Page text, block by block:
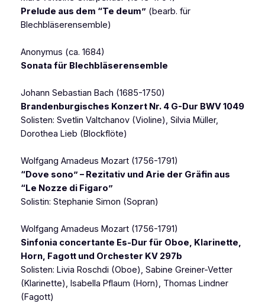
Prelude aus dem “Te deum” (bearb. für
Blechbläserensemble)
Anonymus (ca. 1684)
Sonata für Blechbläserensemble
Johann Sebastian Bach (1685-1750)
Brandenburgisches Konzert Nr. 4 G-Dur BWV 1049
Solisten: Svetlin Valtchanov(Violine), Silvia Müller,
Dorothea Lieb (Blockflöte)
Wolfgang Amadeus Mozart (1756-1791)
“Dove sono” – Rezitativ und Arie der Gräfin aus
“Le Nozze di Figaro”
Solistin: Stephanie Simon (Sopran)
Wolfgang Amadeus Mozart (1756-1791)
Sinfonia concertante Es-Dur für Oboe, Klarinette,
Horn, Fagott und Orchester KV 297b
Solisten: Livia Roschdi (Oboe), Sabine Greiner-Vetter
(Klarinette), Isabella Pflaum (Horn), Thomas Lindner
(Fagott)